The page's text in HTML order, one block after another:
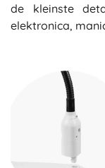
de kleinste
elektronica,